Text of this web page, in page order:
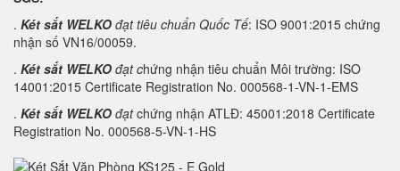
. Két sắt WELKO đạt tiêu chuẩn Quốc Tế: ISO 9001:2015 chứng
nhận số VN16/00059.
. Két sắt WELKO đạt chứng nhận tiêu chuẩn Môi trường: ISO
14001:2015 Certificate Registration No. 000568-1-VN-1-EMS
. Két sắt WELKO đạtchứng nhận ATLĐ: 45001:2018 Certificate
Registration No. 000568-5-VN-1-HS